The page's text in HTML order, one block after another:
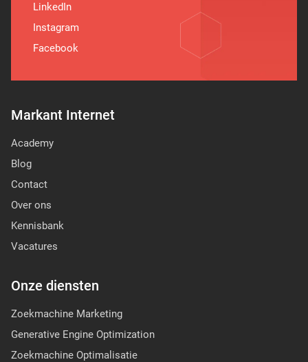
Markant Internet
Academy
Blog
Contact
Over ons
Kennisbank
Vacatures
Onze diensten
Zoekmachine Marketing
Generative Engine Optimization
Zoekmachine Optimalisatie
LinkedIn
Instagram
Facebook